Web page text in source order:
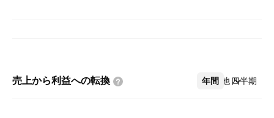
売上から利益への転換 年間 四半期
その他